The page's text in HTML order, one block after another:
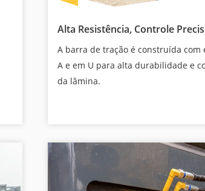
Alta Resistência, Controle
A barra de tração é construída com
A e em U para alta durabilidade e
da lâmina.